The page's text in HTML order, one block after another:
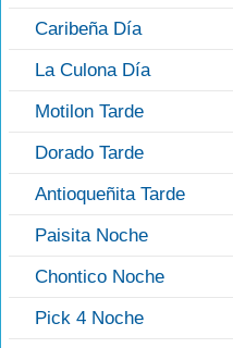
Caribeña Día
La Culona Día
Motilon Tarde
Dorado Tarde
Antioqueñita Tarde
Paisita Noche
Chontico Noche
Pick 4 Noche